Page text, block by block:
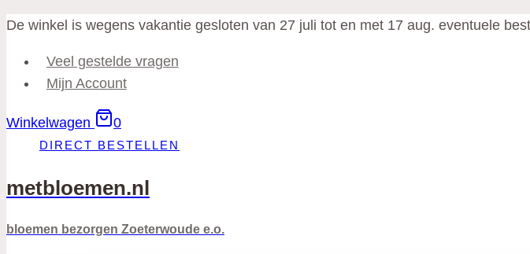
Doorgaan
inhoud
De winkel is wegens vakantie gesloten van 27 juli tot en met 17 aug. eventuele
Veel gestelde vragen
Mijn Account
Winkelwagen 0
DIRECT BESTELLEN
metbloemen.nl
bloemen bezorgen Zoeterwoude e.o.